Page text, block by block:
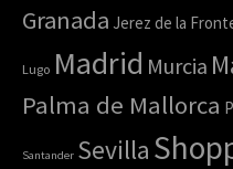
Granada Jerez de la
Lugo Madrid Murcia
Palma de Mallorca
Santander Sevilla